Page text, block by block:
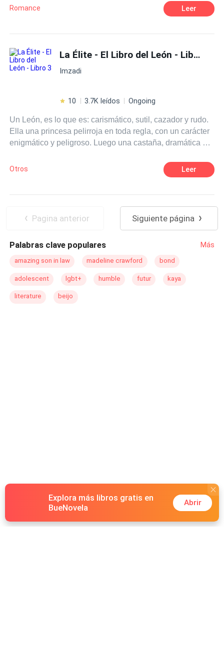
su alrededor. Dos caminos en ascenso y descenso, un
mundo nuevo para ella, y para él un equilibrio en su caos.
Romance Leer
La Élite - El Libro del León - Libro 3
Imzadi
10 3.7K leídos Ongoing
Un León, es lo que es: carismático, sutil, cazador y rudo.
Ella una princesa pelirroja en toda regla, con un carácter
enigmático y peligroso. Luego una castaña, dramática en
rubia a la que no puedes ignorar, su suave espíritu es
fuerza en crecimiento. Un cóctel que se enciende las
Otros Leer
Pagina anterior Siguiente página
Palabras clave populares Más
amazing son in law madeline crawford bond
adolescent lgbt+ humble futur kaya
literature beijo
Explora más libros gratis en
BueNovela
Abrir